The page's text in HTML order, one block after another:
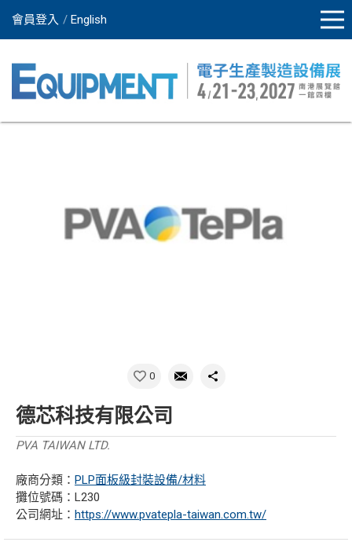
會員登入 English
0
德芯科技有限公司
PVA TAIWAN LTD.
廠商分類： PLP面板級封裝設備/材料
攤位號碼：L230
公司網址： https://www.pvatepla-taiwan.com.tw/